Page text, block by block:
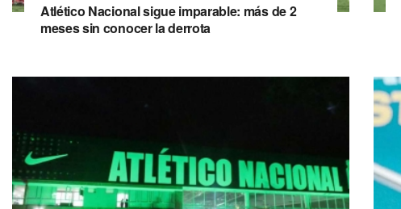
Atlético Nacional sigue imparable: más de 2
meses sin conocer la derrota